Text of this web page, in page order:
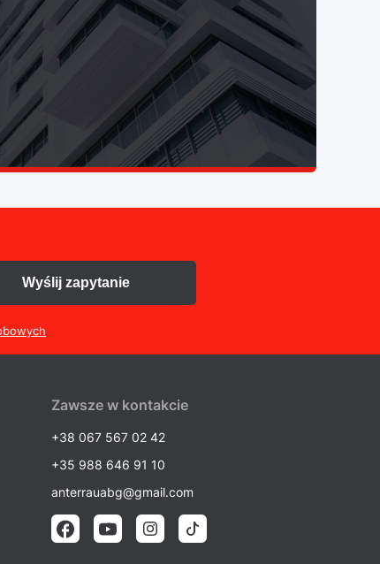
Wyślij zapytanie
Zawsze w kontakcie
+38 067 567 02 42
+35 988 646 91 10
anterrauabg@gmail.com